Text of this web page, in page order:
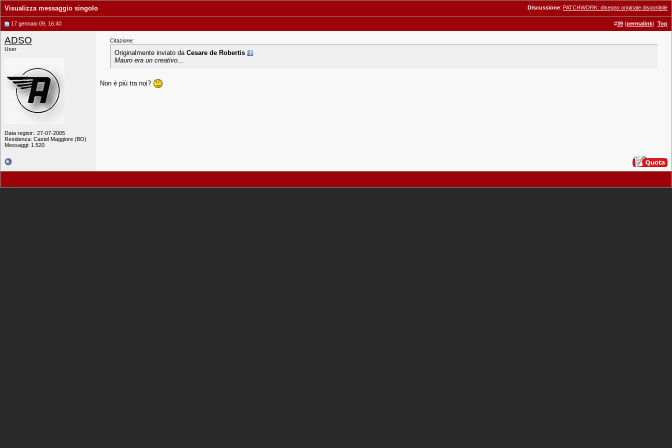
Discussione: PATCHWORK: disegno originale disponibile
Visualizza messaggio singolo
17 gennaio 09, 16:40 #39 (permalink) Top
ADSO
User
Data registr.: 27-07-2005
Residenza: Castel Maggiore (BO)
Messaggi: 1.520
Citazione:
Originalmente inviato da Cesare de Robertis
Mauro era un creativo...
Non è più tra noi?